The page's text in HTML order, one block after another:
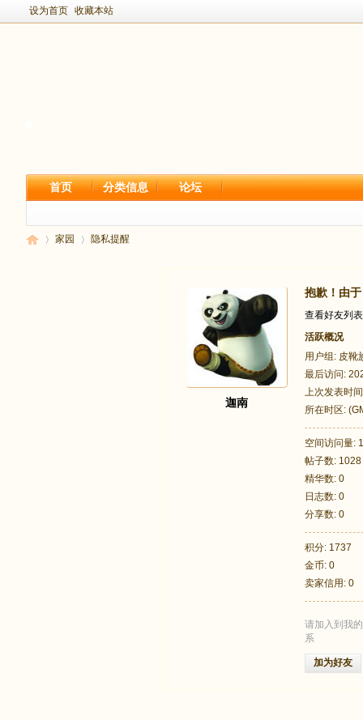
设为首页 收藏本站
首页 分类信息 论坛
家园 隐私提醒
迦南
抱歉！由
查看好友列表
活跃概况
用户组: 皮靴
最后访问:
上次发表时
所在时区:
空间访问量:
帖子数: 1028
精华数: 0
日志数: 0
分享数: 0
积分: 1737
金币: 0
卖家信用: 0
请加入到我
系
加为好友